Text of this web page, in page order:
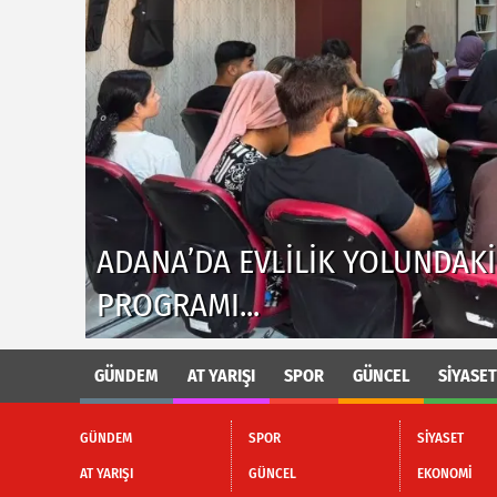
ADANA'DA KIZININ TERLIĞINI
GÖLÜNE GIREN KIŞI
GÜNDEM AT YARIŞI SPOR GÜNCEL SİYASET
GÜNDEM
AT YARIŞI
SPOR
GÜNCEL
SİYASET
EKONOMİ